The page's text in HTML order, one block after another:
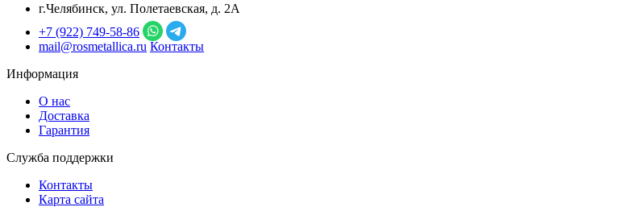
г.Челябинск, ул. Полетаевская, д. 2А
+7 (922) 749‑58‑86
mail@rosmetallica.ru Контакты
Информация
О нас
Доставка
Гарантия
Служба поддержки
Контакты
Карта сайта